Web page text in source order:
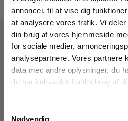
annoncer, til at vise dig
at analysere vores trafik. Vi
din brug af vores hjemmeside
for sociale medier,
analysepartnere. Vores partnere
data med andre oplysninger, du
de har indsamlet fra din brug af
Nødvendig
Tekniske Data
Download